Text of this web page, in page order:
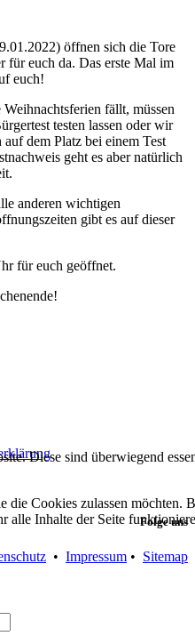
öffnen sich die Tore
für euch da. Das erste Mal im
euch!
fällt, müssen
testen lassen oder wir
dem Platz bei einem Test
geht es aber natürlich
anderen wichtigen
gibt es auf dieser
für euch geöffnet.
Folge uns
• Impressum • Sitemap
Diese sind überwiegend
die Cookies zulassen möchten.
alle Inhalte der Seite